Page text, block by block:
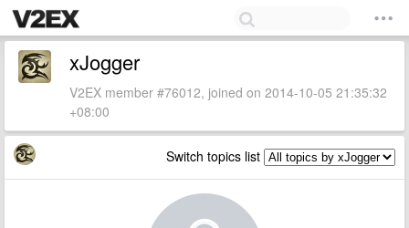
xJogger
V2EX member #76012, joined on 2014-10-05 21:35:32
+08:00
Switch topics list